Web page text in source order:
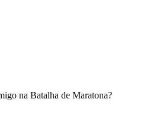
na Batalha de Maratona?